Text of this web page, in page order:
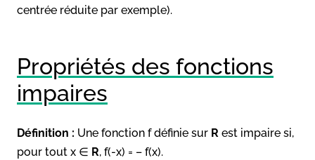
centrée réduite par exemple).
Propriétés des fonctions
impaires
Définition : Une fonction f définie sur R est impaire si,
pour tout x ∈ R, f(-x) = – f(x).